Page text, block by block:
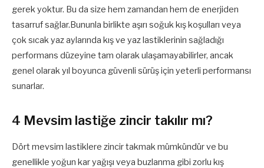
gerek yoktur. Bu da size hem zamandan hem de enerjiden
tasarruf sağlar.Bununla birlikte aşırı soğuk kış koşulları veya
çok sıcak yaz aylarında kış ve yaz lastiklerinin sağladığı
performans düzeyine tam olarak ulaşamayabilirler, ancak
genel olarak yıl boyunca güvenli sürüş için yeterli performansı
sunarlar.
4 Mevsim lastiğe zincir takılır mı?
Dört mevsim lastiklere zincir takmak mümkündür ve bu
genellikle yoğun kar yağışı veya buzlanma gibi zorlu kış